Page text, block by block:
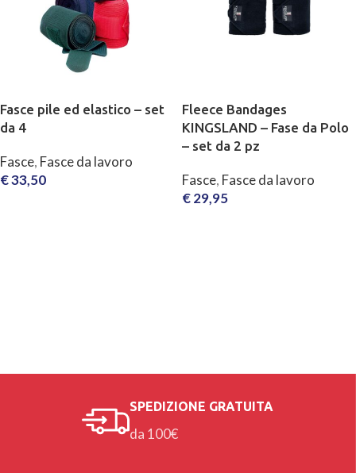
Fasce pile ed elastico – set
da 4
Fasce, Fasce da lavoro
€33,50
Fleece Bandages
KINGSLAND – Fase da Polo
– set da 2 pz
Fasce, Fasce da lavoro
€29,95
SPEDIZIONE GRATUITA
da 100€